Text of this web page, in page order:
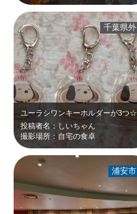
ユーラシワンキーホルダーが3つ☆
投稿者名：しいちゃん
撮影場所：自宅の食卓
千葉県外
浦安市